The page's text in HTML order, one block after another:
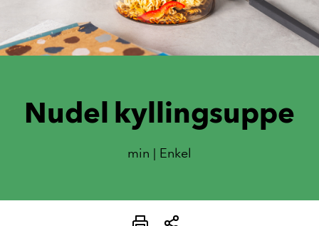
Nudel kyllingsuppe
min | Enkel